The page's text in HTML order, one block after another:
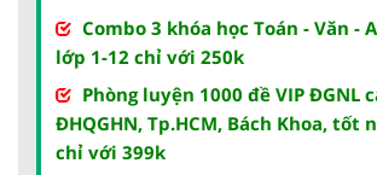
Combo 3 khóa học Toán - Văn -
lớp 1-12 chỉ với 250k
Phòng luyện 1000 đề VIP ĐGNL
ĐHQGHN, Tp.HCM, Bách Khoa, tốt
chỉ với 399k